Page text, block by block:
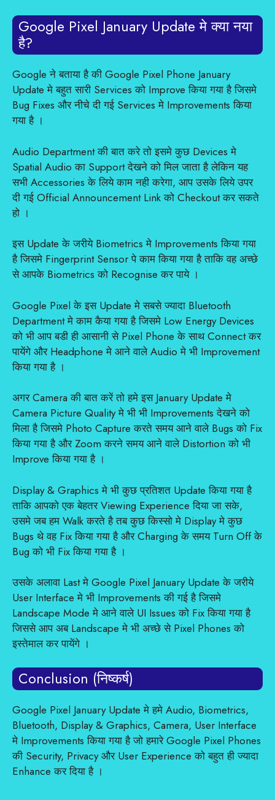
Google Pixel January Update मे क्या नया
है?
Google ने बताया है की Google Pixel Phone January
Update मे बहुत सारी Services को Improve किया गया है जिसमे
Bug Fixes और नीचे दी गई Services मे Improvements किया
गया है ।
Audio Department की बात करे तो इसमे कुछ Devices मे
Spatial Audio का Support देखने को मिल जाता है लेकिन यह
सभी Accessories के लिये काम नही करेगा, आप उसके लिये उपर
दी गई Official Announcement Link को Checkout कर सकते
हो ।
इस Update के जरीये Biometrics मे Improvements किया गया
है जिसमे Fingerprint Sensor पे काम किया गया है ताकि वह अच्छे
से आपके Biometrics को Recognise कर पाये ।
Google Pixel के इस Update मे सबसे ज्यादा Bluetooth
Department मे काम कैया गया है जिसमे Low Energy Devices
को भी आप बडी ही आसानी से Pixel Phone के साथ Connect कर
पायेंगे और Headphone मे आने वाले Audio मे भी Improvement
किया गया है ।
अगर Camera की बात करें तो हमे इस January Update मे
Camera Picture Quality मे भी भी Improvements देखने को
मिला है जिसमे Photo Capture करते समय आने वाले Bugs को Fix
किया गया है और Zoom करने समय आने वाले Distortion को भी
Improve किया गया है ।
Display & Graphics मे भी कुछ प्रतिशत Update किया गया है
ताकि आपको एक बेहतर Viewing Experience दिया जा सके,
उसमे जब हम Walk करते है तब कुछ किस्सो मे Display मे कुछ
Bugs थे वह Fix किया गया है और Charging के समय Turn Off के
Bug को भी Fix किया गया है ।
उसके अलावा Last मे Google Pixel January Update के जरीये
User Interface मे भी Improvements की गई है जिसमे
Landscape Mode मे आने वाले UI Issues को Fix किया गया है
जिससे आप अब Landscape मे भी अच्छे से Pixel Phones को
इस्तेमाल कर पायेंगे ।
Conclusion (निष्कर्ष)
Google Pixel January Update मे हमे Audio, Biometrics,
Bluetooth, Display & Graphics, Camera, User Interface
मे Improvements किया गया है जो हमारे Google Pixel Phones
की Security, Privacy और User Experience को बहुत ही ज्यादा
Enhance कर दिया है ।